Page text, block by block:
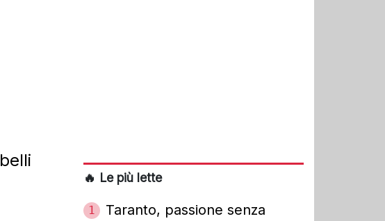
🔥 Le più lette
1
Taranto, passione senza